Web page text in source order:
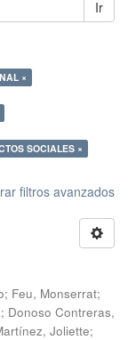
Ir
×
SOCIALES ×
filtros avanzados
; Feu, Monserrat;
; Donoso Contreras,
Joliette;